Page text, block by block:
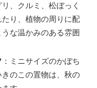
リ、クルミ、松ぼっく
り、植物の周りに配
な温かみのある雰囲
：ミニサイズのかぼち
のこの置物は、秋の